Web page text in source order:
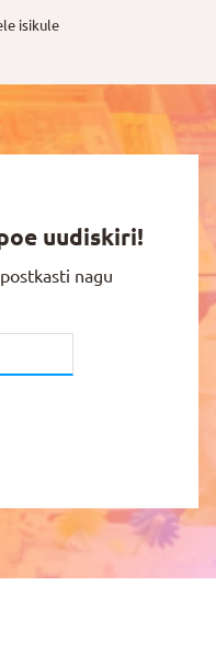
isikule
uudiskiri!
nagu